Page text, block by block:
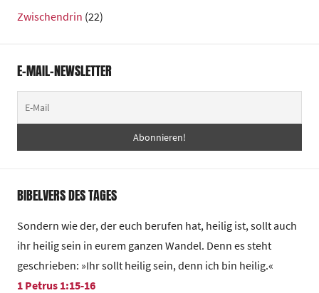
Zwischendrin (22)
E-MAIL-NEWSLETTER
BIBELVERS DES TAGES
Sondern wie der, der euch berufen hat, heilig ist, sollt auch
ihr heilig sein in eurem ganzen Wandel. Denn es steht
geschrieben: »Ihr sollt heilig sein, denn ich bin heilig.«
1 Petrus 1:15-16